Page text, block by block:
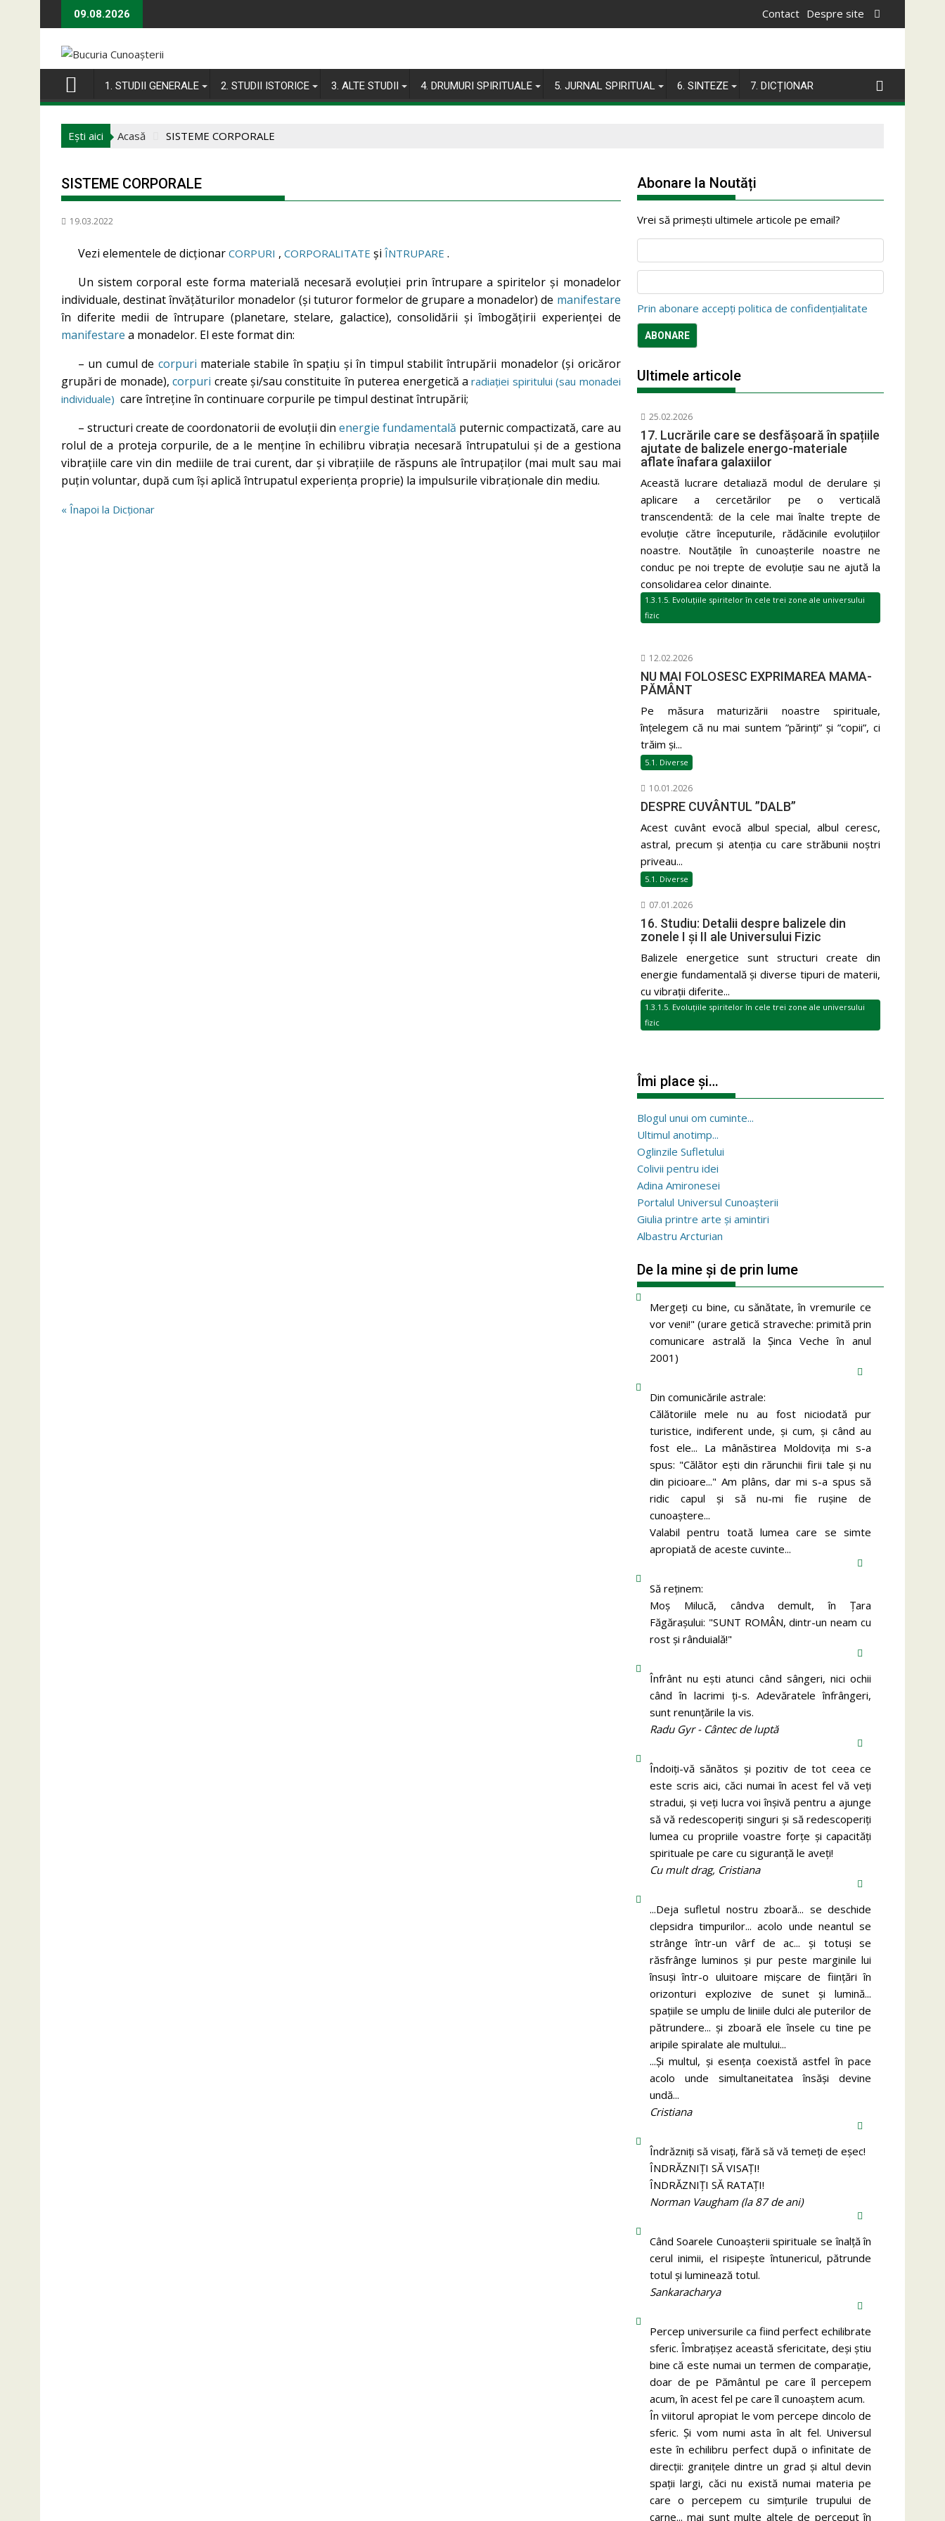
to
09.08.2026 Contact Despre site
1. STUDII GENERALE 2. STUDII ISTORICE 3. ALTE STUDII 4. DRUMURI SPIRITUALE 5. JURNAL SPIRITUAL 6. SINTEZE 7. DICȚIONAR
Ești aici Acasă SISTEME CORPORALE
SISTEME CORPORALE
19.03.2022
Vezi elementele de dicționar CORPURI , CORPORALITATE și ÎNTRUPARE .
Un sistem corporal este forma materială necesară evoluției prin întrupare a spiritelor și monadelor
individuale, destinat învățăturilor monadelor (și tuturor formelor de grupare a monadelor) de manifestare
în diferite medii de întrupare (planetare, stelare, galactice), consolidării și îmbogățirii experienței de
manifestare a monadelor. El este format din:
– un cumul de corpuri materiale stabile în spațiu și în timpul stabilit întrupării monadelor (și oricăror
grupări de monade),corpuri create și/sau constituite în puterea energetică aradiației spiritului (sau monadei
individuale) care întreține în continuare corpurile pe timpul destinat întrupării;
– structuri create de coordonatorii de evoluții din energie fundamentală puternic compactizată, care au
rolul de a proteja corpurile, de a le menține în echilibru vibrația necesară întrupatului și de a gestiona
vibrațiile care vin din mediile de trai curent, dar și vibrațiile de răspuns ale întrupaților (mai mult sau mai
puțin voluntar, după cum își aplică întrupatul experiența proprie) la impulsurile vibraționale din mediu.
« Înapoi la Dicționar
Abonare la Noutăți
Vrei să primești ultimele articole pe email?
Prin abonare accepți politica de confidențialitate
Ultimele articole
25.02.2026
17. Lucrările care se desfășoară în spațiile
ajutate de balizele energo-materiale
aflate înafara galaxiilor
Această lucrare detaliază modul de derulare și
aplicare a cercetărilor pe o verticală
transcendentă: de la cele mai înalte trepte de
evoluție către începuturile, rădăcinile evoluțiilor
noastre. Noutățile în cunoașterile noastre ne
conduc pe noi trepte de evoluție sau ne ajută la
consolidarea celor dinainte.
1.3.1.5. Evoluțiile spiritelor în cele trei zone ale universului
fizic
12.02.2026
NU MAI FOLOSESC EXPRIMAREA MAMA-
PĂMÂNT
Pe măsura maturizării noastre spirituale,
înțelegem că nu mai suntem ”părinți” și ”copii”, ci
trăim și...
5.1. Diverse
10.01.2026
DESPRE CUVÂNTUL ”DALB”
Acest cuvânt evocă albul special, albul ceresc,
astral, precum și atenția cu care străbunii noștri
priveau...
5.1. Diverse
07.01.2026
16. Studiu: Detalii despre balizele din
zonele I și II ale Universului Fizic
Balizele energetice sunt structuri create din
energie fundamentală și diverse tipuri de materii,
cu vibrații diferite...
1.3.1.5. Evoluțiile spiritelor în cele trei zone ale universului
fizic
Îmi place și…
Blogul unui om cuminte...
Ultimul anotimp...
Oglinzile Sufletului
Colivii pentru idei
Adina Amironesei
Portalul Universul Cunoașterii
Giulia printre arte și amintiri
Albastru Arcturian
De la mine și de prin lume
Mergeţi cu bine, cu sănătate, în vremurile ce
vor veni!" (urare getică straveche: primită prin
comunicare astrală la Şinca Veche în anul
2001)
Din comunicările astrale:
Călătoriile mele nu au fost niciodată pur
turistice, indiferent unde, și cum, și când au
fost ele... La mânăstirea Moldoviţa mi s-a
spus: "Călător eşti din rărunchii firii tale şi nu
din picioare..." Am plâns, dar mi s-a spus să
ridic capul şi să nu-mi fie ruşine de
cunoaştere...
Valabil pentru toată lumea care se simte
apropiată de aceste cuvinte...
Să reținem:
Moș Milucă, cândva demult, în Ţara
Făgăraşului: "SUNT ROMÂN, dintr-un neam cu
rost şi rânduială!"
Înfrânt nu ești atunci când sângeri, nici ochii
când în lacrimi ți-s. Adevăratele înfrângeri,
sunt renunțările la vis.
Radu Gyr - Cântec de luptă
Îndoiți-vă sănătos și pozitiv de tot ceea ce
este scris aici, căci numai în acest fel vă veți
stradui, și veți lucra voi înșivă pentru a ajunge
să vă redescoperiți singuri și să redescoperiți
lumea cu propriile voastre forțe și capacități
spirituale pe care cu siguranță le aveți!
Cu mult drag, Cristiana
...Deja sufletul nostru zboară... se deschide
clepsidra timpurilor... acolo unde neantul se
strânge într-un vârf de ac... și totuși se
răsfrânge luminos și pur peste marginile lui
însuși într-o uluitoare mișcare de ființări în
orizonturi explozive de sunet și lumină...
spațiile se umplu de liniile dulci ale puterilor de
pătrundere... și zboară ele însele cu tine pe
aripile spiralate ale multului...
...Și multul, și esența coexistă astfel în pace
acolo unde simultaneitatea însăși devine
undă...
Cristiana
Îndrăzniţi să visaţi, fără să vă temeţi de eşec!
ÎNDRĂZNIȚI SĂ VISAȚI!
ÎNDRĂZNIȚI SĂ RATAȚI!
Norman Vaugham (la 87 de ani)
Când Soarele Cunoaşterii spirituale se înalţă în
cerul inimii, el risipeşte întunericul, pătrunde
totul şi luminează totul.
Sankaracharya
Percep universurile ca fiind perfect echilibrate
sferic. Îmbrațișez această sfericitate, deși știu
bine că este numai un termen de comparație,
doar de pe Pământul pe care îl percepem
acum, în acest fel pe care îl cunoaștem acum.
În viitorul apropiat le vom percepe dincolo de
sferic. Și vom numi asta în alt fel. Universul
este în echilibru perfect după o infinitate de
direcții: granițele dintre un grad și altul devin
spații largi, căci nu există numai materia pe
care o percepem cu simțurile trupului de
carne... mai sunt multe altele de perceput în